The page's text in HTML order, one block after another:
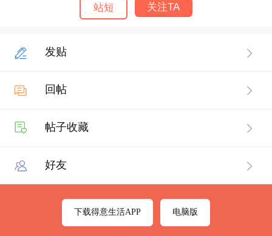
站短 关注TA
发贴
回帖
帖子收藏
好友
下载得意生活APP 电脑版